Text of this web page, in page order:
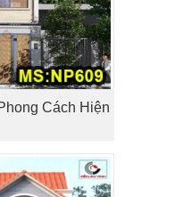
Cách Hiện